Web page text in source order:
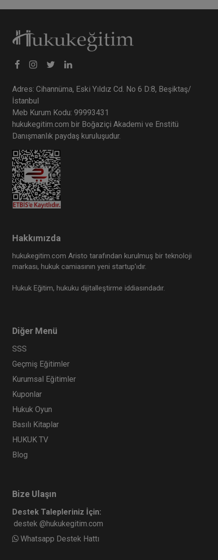
Adres: Cihannüma, Eski Yıldız Cd. No 6 D:8, Beşiktaş/
İstanbul
Meb Kurum Kodu: 99993431
hukukegitim.com bir Boğaziçi Akademi ve Enstitü
Danışmanlık paydaş kuruluşudur.
Hakkımızda
hukukegitim.com Aristo tarafından kurulmuş bir teknoloji
markası, hukuk camiasının yeni startup’ıdır.
Hukuk Eğitim, hukuku dijitalleştirme iddiasındadır.
Diğer Menü
SSS
Geçmiş Eğitimler
Kurumsal Eğitimler
Kuponlar
Hukuk Oyun
Basılı Kitaplar
HUKUK TV
Blog
Bize Ulaşın
Destek Talepleriniz İçin:
destek @hukukegitim.com
Whatsapp Destek Hattı